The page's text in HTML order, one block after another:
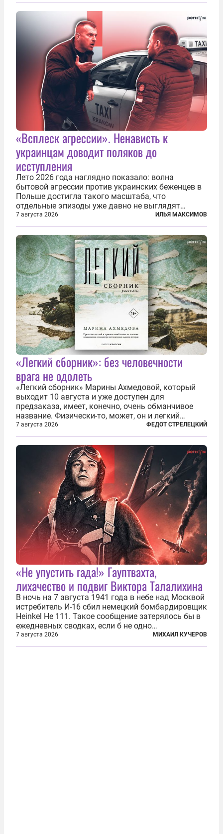
«Всплеск агрессии». Ненависть к
украинцам доводит поляков до
исступления
Лето 2026 года наглядно показало: волна
бытовой агрессии против украинских беженцев в
Польше достигла такого масштаба, что
отдельные эпизоды уже давно не выглядят
случайными. Поляки, судя по происходящему,
буквально теряют рассудок от ненависти к
украинским беженцам, и каждый новый случай
по-своему...
7 августа 2026 ИЛЬЯ МАКСИМОВ
«Легкий сборник»: без человечности
врага не одолеть
«Легкий сборник» Марины Ахмедовой, который
выходит 10 августа и уже доступен для
предзаказа, имеет, конечно, очень обманчивое
название. Физически-то, может, он и легкий
относительно. Но метафизически —
безотносительно тяжелый. Десять рассказов,
каждый из которых напрямую или косвенно (в
основном —...
7 августа 2026 ФЕДОТ СТРЕЛЕЦКИЙ
«Не упустить гада!» Гауптвахта,
лихачество и подвиг Виктора Талалихина
В ночь на 7 августа 1941 года в небе над Москвой
истребитель И-16 сбил немецкий бомбардировщик
Heinkel He 111. Такое сообщение затерялось бы в
ежедневных сводках, если б не одно
обстоятельство. Это был один из первых в
истории отечественной авиации ночных таранов.
7 августа 2026 МИХАИЛ КУЧЕРОВ